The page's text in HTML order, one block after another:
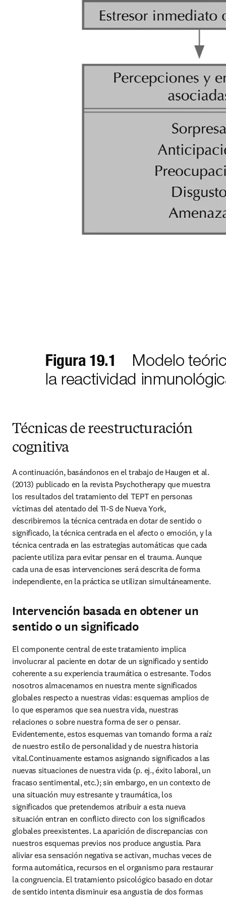
Técnicas de reestructuración
cognitiva
A continuación, basándonos en el trabajo de Haugen et al.
(2013) publicado en la revista Psychotherapy que muestra
los resultados del tratamiento del TEPT en personas
víctimas del atentado del 11-S de Nueva York,
describiremos la técnica centrada en dotar de sentido o
significado, la técnica centrada en el afecto o emoción, y la
técnica centrada en las estrategias automáticas que cada
paciente utiliza para evitar pensar en el trauma. Aunque
cada una de esas intervenciones será descrita de forma
independiente, en la práctica se utilizan simultáneamente.
Intervención basada en obtener un
sentido o un significado
El componente central de este tratamiento implica
involucrar al paciente en dotar de un significado y sentido
coherente a su experiencia traumática o estresante. Todos
nosotros almacenamos en nuestra mente significados
globales respecto a nuestras vidas: esquemas amplios de
lo que esperamos que sea nuestra vida, nuestras
relaciones o sobre nuestra forma de ser o pensar.
Evidentemente, estos esquemas van tomando forma a raíz
de nuestro estilo de personalidad y de nuestra historia
vital.Continuamente estamos asignando significados a las
nuevas situaciones de nuestra vida (p. ej., éxito laboral, un
fracaso sentimental, etc.); sin embargo, en un contexto de
una situación muy estresante y traumática, los
significados que pretendemos atribuir a esta nueva
situación entran en conflicto directo con los significados
globales preexistentes. La aparición de discrepancias con
nuestros esquemas previos nos produce angustia. Para
aliviar esa sensación negativa se activan, muchas veces de
forma automática, recursos en el organismo para restaurar
la congruencia. El tratamiento psicológico basado en dotar
de sentido intenta disminuir esa angustia de dos formas